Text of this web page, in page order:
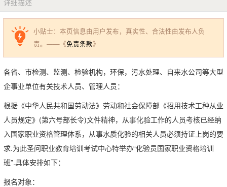
详细描述
小贴士：本页信息由用户发布，真实性、合法性由发布人负
责。——《免责条款》
各省、市检测、监测、检验机构，环保，污水处理、自来水公司等大型
企事业单位有关技术人员、管理人员：
根据《中华人民共和国劳动法》劳动和社会保障部《招用技术工种从业
人员规定》(第六号部长令)文件精神，从事化验工作的人员考核已经纳
入国家职业资格管理体系，从事水质化验的相关人员必须持证上岗的要
求.为此圣问职业教育培训考试中心特举办“化验员国家职业资格培训
班”.具体安排如下：
报名对象：